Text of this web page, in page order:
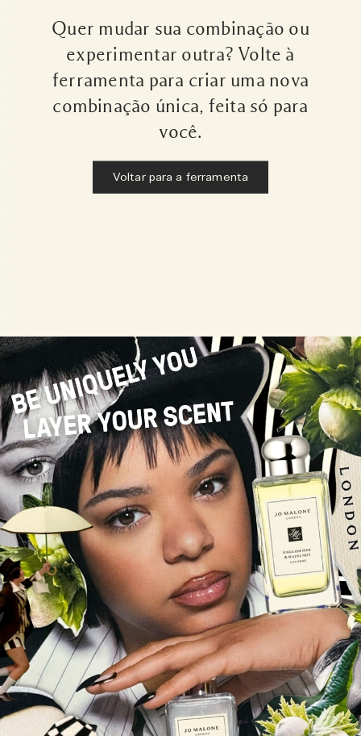
Quer mudar sua combinação ou
experimentar outra? Volte à
ferramenta para criar uma nova
combinação única, feita só para
você.
Voltar para a ferramenta